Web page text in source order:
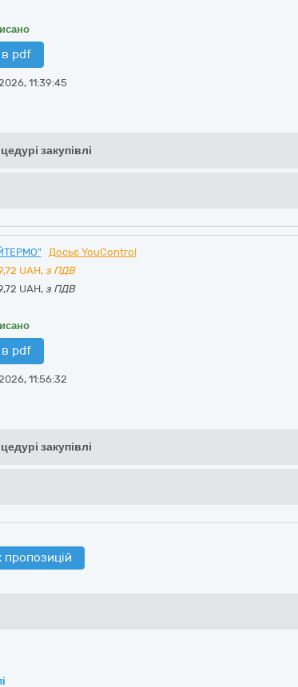
в pdf
11:39:45
закупівлі
Досьє YouControl
UAH, з ПДВ
UAH, з ПДВ
в pdf
11:56:32
закупівлі